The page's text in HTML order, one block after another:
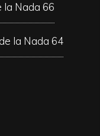
la Nada 66
la Nada 64